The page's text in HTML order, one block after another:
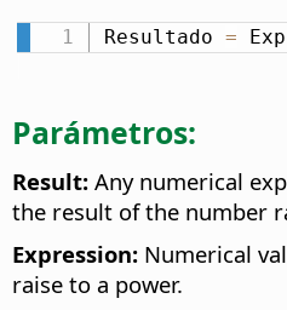
Resultado =
Parámetros:
Result: Any numerical
the result of the number
Expression: Numerical
raise to a power.